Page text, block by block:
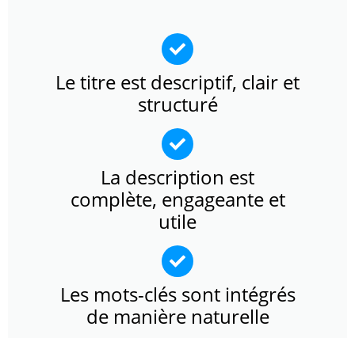
Le titre est descriptif, clair et
structuré
La description est
complète, engageante et
utile
Les mots-clés sont intégrés
de manière naturelle